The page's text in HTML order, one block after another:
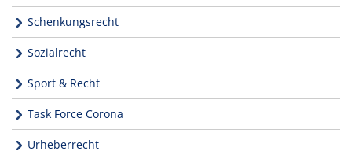
Schenkungsrecht
Sozialrecht
Sport & Recht
Task Force Corona
Urheberrecht